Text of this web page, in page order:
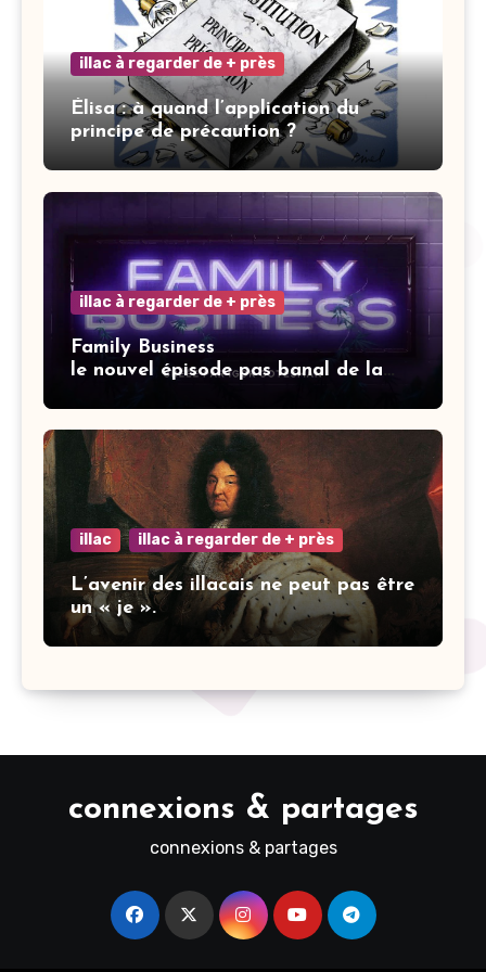
illac à regarder de + près
Élisa : à quand l’application du
principe de précaution ?
illac à regarder de + près
Family Business
le nouvel épisode pas banal de la
illac illac à regarder de + près
L’avenir des illacais ne peut pas être
un « je ».
connexions & partages
connexions & partages